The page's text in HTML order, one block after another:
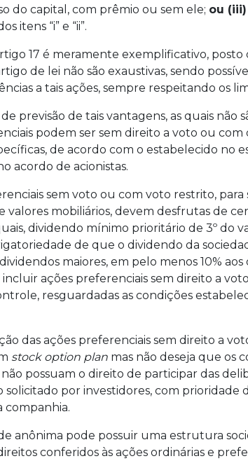
do capital, com prêmio ou sem ele; ou (iii)
itens “i” e “ii”.
17 é meramente exemplificativo,
de lei não são exaustivas, sendo
a tais ações, sempre respeitando os
previsão de tais vantagens, as quais não
podem ser sem direito a voto ou
de acordo com o estabelecido no
acordo de acionistas.
sem voto ou com voto restrito, para
valores mobiliários, devem desfrutas de
dividendo mínimo prioritário de 3º do
de que o dividendo da
maiores, em pelo menos 10%
incluir ações preferenciais sem direito a
resguardadas as condições
das ações preferenciais sem direito a
stock option plan mas não deseja que os
possuam o direito de participar das
por investidores, com prioridade
companhia.
anônima pode possuir uma estrutura
conferidos às ações ordinárias e